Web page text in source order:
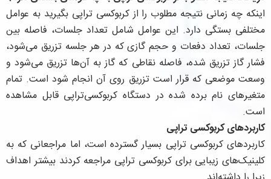
اینکه چه زمانی نتیجه مطلوب را از کربوکسی تراپی بگیرید به عوامل
مختلفی بستگی دارد. این عوامل شامل تعداد جلسات، فاصله بین
جلسات، تعداد دفعات و حجم گازی که در هر جلسه تزریق می‌شود،
فشار گاز تزریق شده، فاصله نقاطی که گاز به آن‌ها تزریق می‌شود و
وسعت موضعی که قرار است تزریق روی آن انجام شود است. تمام
متغیرهای نام برده شده در دستگاه کربوکسی‌تراپی قابل مشاهده
است.
کاربردهای کربوکسی تراپی
کاربردهای کربوکسی تراپی بسیار گسترده است، اما مراجعانی که به
کلینیک‌های زیبایی برای کربوکسی تراپی مراجعه کردند بیشتر اهداف